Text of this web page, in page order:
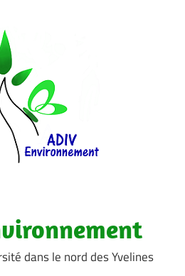
dans le nord des Yvelines